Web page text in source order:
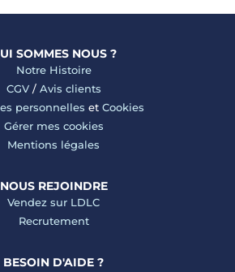
SOMMES NOUS ?
Notre Histoire
CGV/ Avis clients
personnelles et Cookies
Gérer mes cookies
Mentions légales
NOUS REJOINDRE
Vendez sur LDLC
Recrutement
BESOIN D'AIDE ?